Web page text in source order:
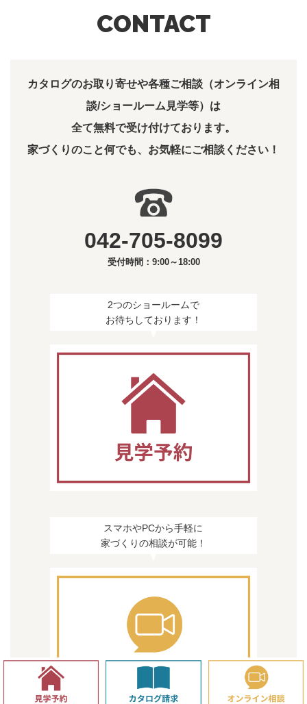
CONTACT
カタログのお取り寄せや各種ご相談（オンライン相
談/ショールーム見学等）は
全て無料で受け付けております。
家づくりのこと何でも、お気軽にご相談ください！
042-705-8099
受付時間：9:00～18:00
2つのショールームで
お待ちしております！
スマホやPCから手軽に
家づくりの相談が可能！